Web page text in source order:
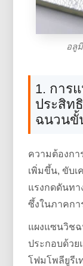
อลู
1. การ
ประสิท
ฉนวนขั้
ความต้องก
เพิ่มขึ้น, ขับเ
แรงกดดันทา
ซึ้งในภาคกา
แผงแซนวิช
ประกอบด้ว
โฟมโพลียูรีเ